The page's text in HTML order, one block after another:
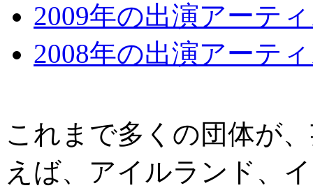
2009年の出演アーテ
2008年の出演アーテ
これまで多くの団体が
えば、アイルランド、